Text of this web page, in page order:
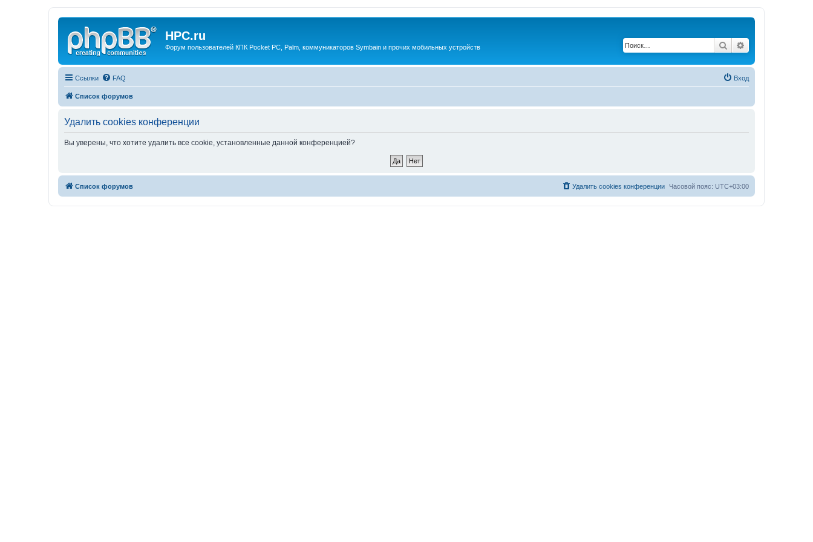
HPC.ru
Форум пользователей КПК Pocket PC, Palm, коммуникаторов Symbain и прочих мобильных устройств Поиск
Ссылки FAQ Вход
Список форумов
Удалить cookies конференции
Вы уверены, что хотите удалить все cookie, установленные данной конференцией?
Список форумов Часовой пояс: UTC+03:00
Удалить cookies конференции